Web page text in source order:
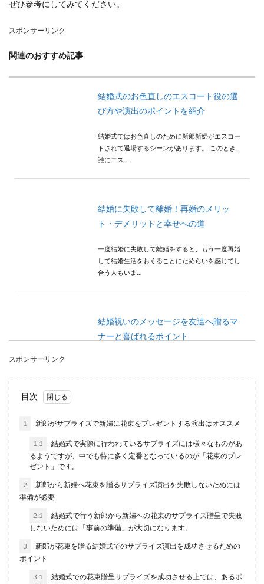
ぜひ参考にしてみてください。
スポンサーリンク
関連のおすすめ記事
結婚式のお色直しのエスコート役の選
び方や演出のポイントを紹介
結婚式ではお色直しのために新郎新婦がエスコー
トされて退場するシーンがあります。 このとき、
誰にエス...
結婚に失敗して離婚！再婚のメリッ
ト・デメリットと幸せへの道
一度結婚に失敗して離婚をすると、もう一度再婚
して結婚生活をおくることにためらいを感じてし
合う人もいま...
結婚祝いのメッセージを友達へ贈るマ
ナーと喜ばれるポイント
供も出席させるなら
せん。 家族ぐるみの付き合いであれば、旦那さん
結婚式の衣装で新郎はどう選ぶべき？
スポンサーリンク
目次
1 新郎がサプライズで新婦に花束をプレゼントする演出はオススメ
1.1
結婚式で実際に行われているサプライズには様々なものがあ
るようですが、中でも特に多く定番となっているのが「花束のプレ
ゼント」です。
2
新郎から新婦へ花束を贈るサプライズ演出を失敗しないためには
準備が必要
2.1
結婚式で行う新郎から新婦への花束のサプライズ贈呈で失敗
しないためには「事前の準備」が大切になります。
3
新郎が花束を贈る結婚式でのサプライズ演出を成功させるための
ポイント
3.1
結婚式での花束贈呈サプライズを成功させる上では、あるポ